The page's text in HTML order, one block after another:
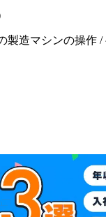
製造マシンの操作